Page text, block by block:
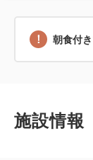
朝食付
施設情報